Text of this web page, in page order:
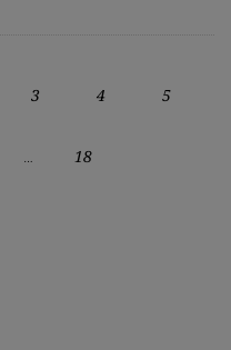
3 4 5
… 18